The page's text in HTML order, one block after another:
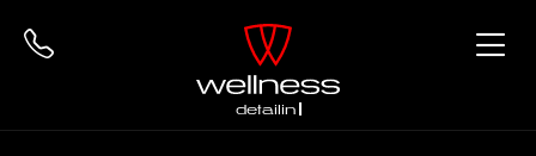
detailing